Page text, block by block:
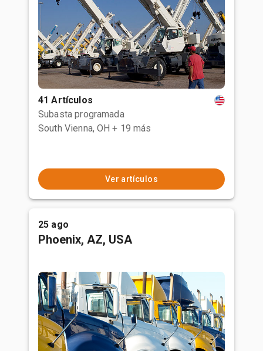
41 Artículos
Subasta programada
South Vienna, OH + 19 más
Ver artículos
25 ago
Phoenix, AZ, USA